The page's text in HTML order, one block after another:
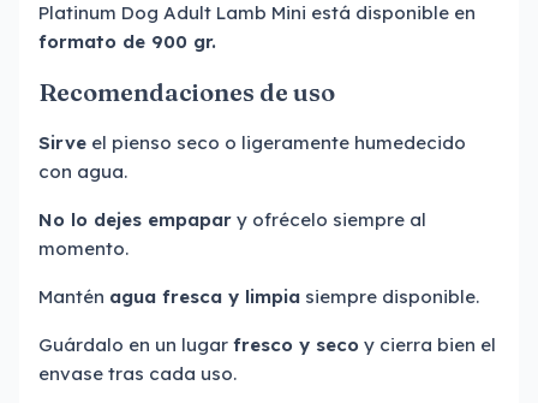
Platinum Dog Adult Lamb Mini está disponible en
formato de 900 gr.
Recomendaciones de uso
Sirve el pienso seco o ligeramente humedecido
con agua.
No lo dejes empapar y ofrécelo siempre al
momento.
Mantén agua fresca y limpia siempre disponible.
Guárdalo en un lugar fresco y seco y cierra bien el
envase tras cada uso.